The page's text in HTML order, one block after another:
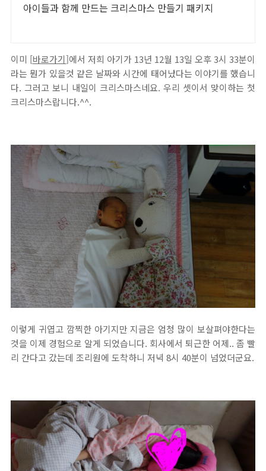
아이들과 함께 만드는 크리스마스 만들기 패키지
이미 [바로가기]에서 저희 아기가 13년 12월 13일 오후 3시 33분이
라는 뭔가 있을것 같은 날짜와 시간에 태어났다는 이야기를 했습니
다. 그러고 보니 내일이 크리스마스네요. 우리 셋이서 맞이하는 첫
크리스마스랍니다.^^.
이렇게 귀엽고 깜찍한 아기지만 지금은 엄청 많이 보살펴야한다는
것을 이제 경험으로 알게 되었습니다. 회사에서 퇴근한 어제.. 좀 빨
리 간다고 갔는데 조리원에 도착하니 저녁 8시 40분이 넘었더군요.